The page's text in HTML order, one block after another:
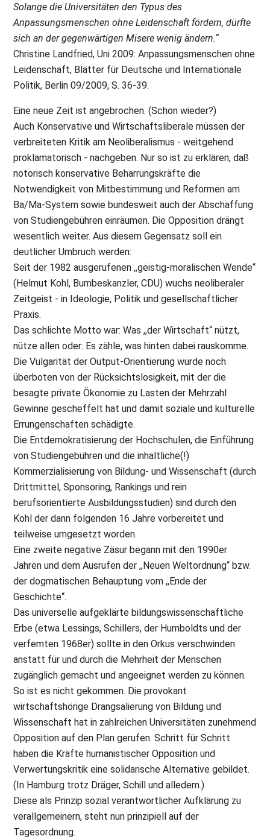
Solange die Universitäten den Typus des
Anpassungsmenschen ohne Leidenschaft fördern, dürfte
sich an der gegenwärtigen Misere wenig ändern.“
Christine Landfried, Uni 2009: Anpassungsmenschen ohne
Leidenschaft, Blätter für Deutsche und Internationale
Politik, Berlin 09/2009, S. 36-39.
Eine neue Zeit ist angebrochen. (Schon wieder?)
Auch Konservative und Wirtschaftsliberale müssen der
verbreiteten Kritik am Neoliberalismus - weitgehend
proklamatorisch - nachgeben. Nur so ist zu erklären, daß
notorisch konservative Beharrungskräfte die
Notwendigkeit von Mitbestimmung und Reformen am
Ba/Ma-System sowie bundesweit auch der Abschaffung
von Studiengebühren einräumen. Die Opposition drängt
wesentlich weiter. Aus diesem Gegensatz soll ein
deutlicher Umbruch werden:
Seit der 1982 ausgerufenen ,,geistig-moralischen Wende“
(Helmut Kohl, Bumbeskanzler, CDU) wuchs neoliberaler
Zeitgeist - in Ideologie, Politik und gesellschaftlicher
Praxis.
Das schlichte Motto war: Was ,,der Wirtschaft“ nützt,
nütze allen oder: Es zähle, was hinten dabei rauskomme.
Die Vulgarität der Output-Orientierung wurde noch
überboten von der Rücksichtslosigkeit, mit der die
besagte private Ökonomie zu Lasten der Mehrzahl
Gewinne gescheffelt hat und damit soziale und kulturelle
Errungenschaften schädigte.
Die Entdemokratisierung der Hochschulen, die Einführung
von Studiengebühren und die inhaltliche(!)
Kommerzialisierung von Bildung- und Wissenschaft (durch
Drittmittel, Sponsoring, Rankings und rein
berufsorientierte Ausbildungsstudien) sind durch den
Kohl der dann folgenden 16 Jahre vorbereitet und
teilweise umgesetzt worden.
Eine zweite negative Zäsur begann mit den 1990er
Jahren und dem Ausrufen der ,,Neuen Weltordnung“ bzw.
der dogmatischen Behauptung vom ,,Ende der
Geschichte“.
Das universelle aufgeklärte bildungswissenschaftliche
Erbe (etwa Lessings, Schillers, der Humboldts und der
verfemten 1968er) sollte in den Orkus verschwinden
anstatt für und durch die Mehrheit der Menschen
zugänglich gemacht und angeeignet werden zu können.
So ist es nicht gekommen. Die provokant
wirtschaftshörige Drangsalierung von Bildung und
Wissenschaft hat in zahlreichen Universitäten zunehmend
Opposition auf den Plan gerufen. Schritt für Schritt
haben die Kräfte humanistischer Opposition und
Verwertungskritik eine solidarische Alternative gebildet.
(In Hamburg trotz Dräger, Schill und alledem.)
Diese als Prinzip sozial verantwortlicher Aufklärung zu
verallgemeinern, steht nun prinzipiell auf der
Tagesordnung.